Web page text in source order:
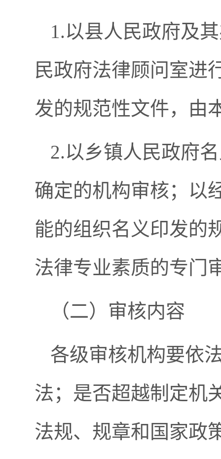
1.以县人民政府及
民政府法律顾问室进
发的规范性文件，由
2.以乡镇人民政府
确定的机构审核；以
能的组织名义印发的
法律专业素质的专门
（二）审核内容
各级审核机构要依
法；是否超越制定机
法规、规章和国家政